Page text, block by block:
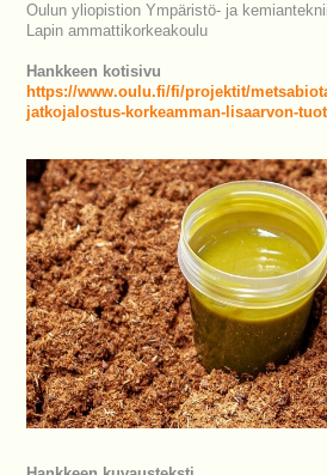
Oulun yliopistion Ympäristö- ja
Lapin ammattikorkeakoulu
Hankkeen kotisivu
https://www.oulu.fi/fi/projektit/
jatkojalostus-korkeamman-lisaarvon-